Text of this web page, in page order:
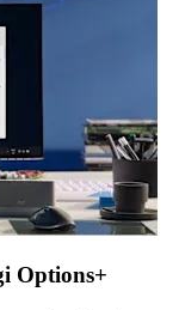
Options+